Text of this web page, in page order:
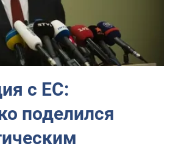
с ЕС:
поделился